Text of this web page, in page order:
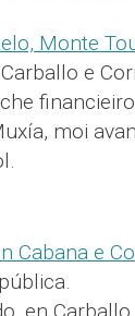
Monte
e
moi
Cabana e